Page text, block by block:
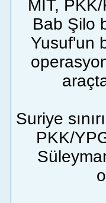
MİT,
Bab Şilo
Yusuf'un
Suriye
PKK/